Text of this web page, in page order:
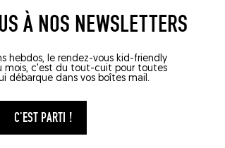
À NOS NEWSLETTERS
hebdos, le rendez-vous kid-friendly
mois, c'est du tout-cuit pour toutes
débarque dans vos boîtes mail.
C'EST PARTI !